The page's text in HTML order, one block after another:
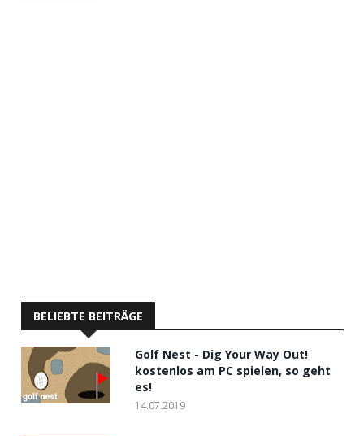
BELIEBTE BEITRÄGE
Golf Nest - Dig Your Way Out!
kostenlos am PC spielen, so geht
es!
14.07.2019